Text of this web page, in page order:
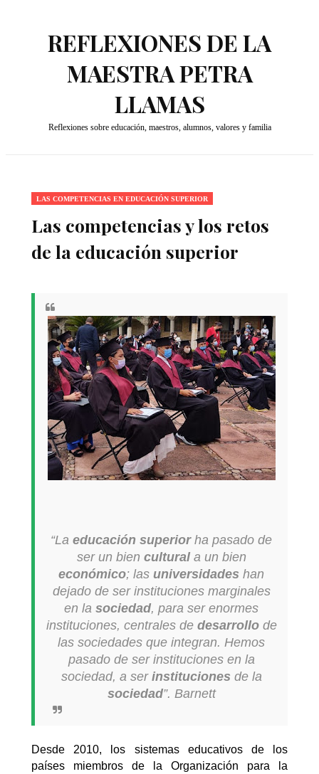
REFLEXIONES DE LA
MAESTRA PETRA
LLAMAS
Reflexiones sobre educación, maestros, alumnos, valores y familia
LAS COMPETENCIAS EN EDUCACIÓN SUPERIOR
Las competencias y los retos
de la educación superior
“La educación superiorha pasado de
ser un bien cultural a un bien
económico; las universidades han
dejado de ser instituciones marginales
en la sociedad, para ser enormes
instituciones, centrales de desarrollo de
las sociedades que integran. Hemos
pasado de ser instituciones en la
sociedad, a ser instituciones de la
sociedad”. Barnett
Desde 2010, los sistemas educativos de los
países miembros de la Organización para la